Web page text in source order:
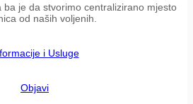
je da stvorimo centralizirano mjesto
od naših voljenih.
i Usluge
Objavi